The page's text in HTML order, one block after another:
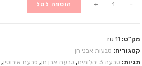
-
+ הוספה לסל
מק"ט: ru 11
קטגוריה: טבעות אבני חן
תגיות: טבעת 3 יהלומים , טבעת אבן חן, טבעת אירוסין,